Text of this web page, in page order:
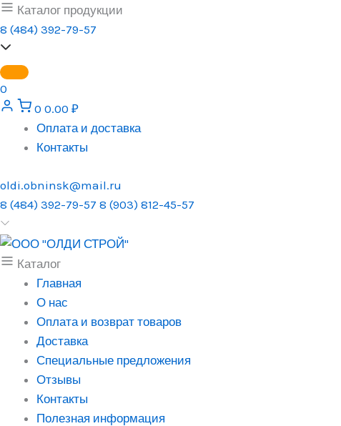
Перейти
к
содержимому
Каталог продукции
8 (484) 392-79-57
0
0 0.00 ₽
Оплата и доставка
Контакты
oldi.obninsk@mail.ru
8 (484) 392-79-57 8 (903) 812-45-57
Каталог
Главная
О нас
Оплата и возврат товаров
Доставка
Специальные предложения
Отзывы
Контакты
Полезная информация